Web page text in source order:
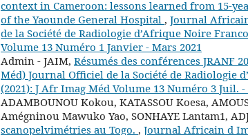
context in Cameroon: lessons learned from 15-
of the Yaounde General Hospital , Journal
de la Société de Radiologie d’Afrique Noire
Volume 13 Numéro 1 Janvier - Mars 2021
Admin - JAIM, Résumés des conférences JRANF
Méd) Journal Officiel de la Société de Radiologie
(2021): J Afr Imag Méd Volume 13 Numéro 3 Juil. -
ADAMBOUNOU Kokou, KATASSOU Koesa,
Amégninou Mawuko Yao, SONHAYE Lantam1,
scanopelvimétries au Togo. , Journal Africain d